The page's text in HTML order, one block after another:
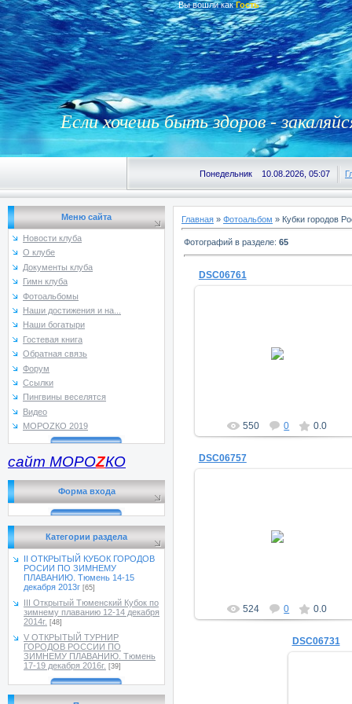
Вы вошли как Гость
Если хочешь быть здоров -
Понедельник 10.08.2026, 05:07
Меню сайта
Новости клуба
О клубе
Документы клуба
Гимн клуба
Фотоальбомы
Наши достижения и на...
Наши богатыри
Гостевая книга
Обратная связь
Форум
Ссылки
Пингвины веселятся
Видео
МОРОZКО 2019
сайт МОРОZКО
Форма входа
Категории раздела
II ОТКРЫТЫЙ КУБОК ГОРОДОВ
РОСИИ ПО ЗИМНЕМУ
ПЛАВАНИЮ. Тюмень 14-15
декабря 2013г [65]
III Открытый Тюменский Кубок по
зимнему плаванию 12-14 декабря
2014г. [48]
V ОТКРЫТЫЙ ТУРНИР
ГОРОДОВ РОССИИ ПО
ЗИМНЕМУ ПЛАВАНИЮ. Тюмень
17-19 декабря 2016г. [39]
Главная » Фотоальбом » Кубки городов
Фотографий в разделе: 65
DSC06761
550 0 0.0
DSC06757
524 0 0.0
DSC06731